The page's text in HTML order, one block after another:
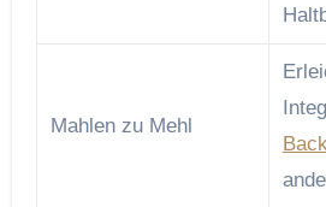
Mahlen zu Mehl